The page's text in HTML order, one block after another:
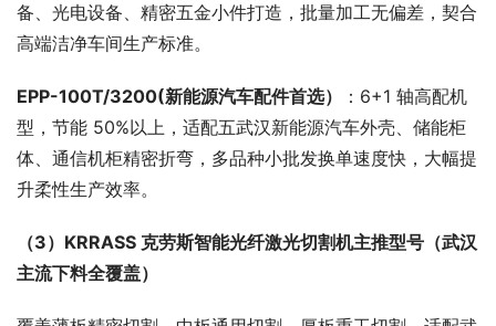
备、光电设备、精密五金小件打造，批量加工无偏差，契合
高端洁净车间生产标准。
EPP-100T/3200(新能源汽车配件首选）
：6+1 轴高配机
型，节能 50%以上，适配五武汉新能源汽车外壳、储能柜
体、通信机柜精密折弯，多品种小批发换单速度快，大幅提
升柔性生产效率。
（3）KRRASS 克劳斯智能光纤激光切割机主推型号（武汉
主流下料全覆盖）